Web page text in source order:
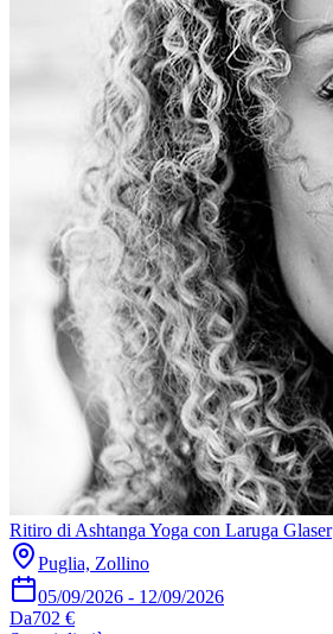
Ritiro di Ashtanga Yoga con Laruga Glaser
Puglia, Zollino
05/09/2026 - 12/09/2026
Da702 €